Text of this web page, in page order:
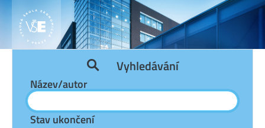
Vyhledávání
Název/autor
Stav ukončení